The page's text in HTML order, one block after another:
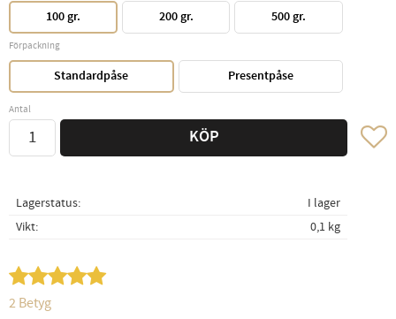
100 gr. 200 gr. 500 gr.
Förpackning
Standardpåse Presentpåse
Antal
KÖP Lägg
Lagerstatus
I lager
Vikt
0,1 kg
2 Betyg